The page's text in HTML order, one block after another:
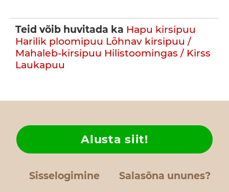
Teid võib huvitada ka Hapu kirsipuu
Harilik ploomipuu Lõhnav kirsipuu /
Mahaleb-kirsipuu Hilistoomingas / Kirss
Laukapuu
Sisselogimine Salasõna ununes?
Alusta siit!